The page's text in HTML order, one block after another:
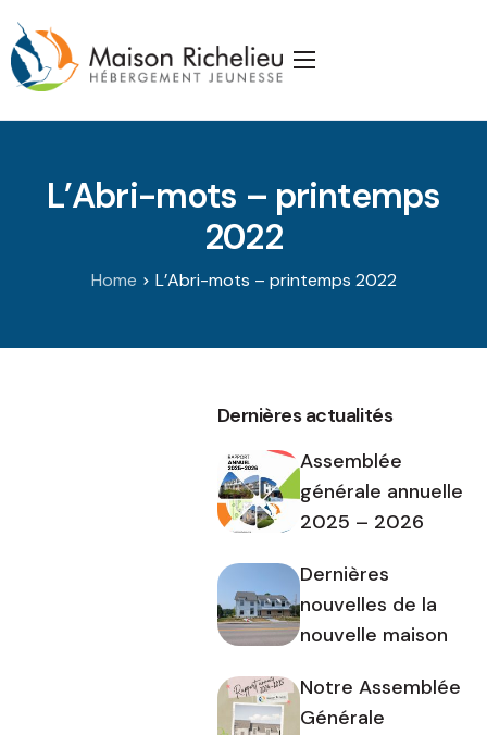
Accueil
Services
J’appuie la Maison
L’Abri-mots – printemps
2022
Home L’Abri-mots – printemps 2022
Dernières actualités
Assemblée
générale annuelle
2025 – 2026
Dernières
nouvelles de la
nouvelle maison
Notre Assemblée
Générale